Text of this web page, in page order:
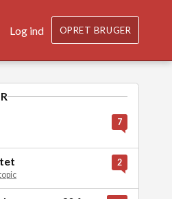
Log ind OPRET BRUGER
7
2